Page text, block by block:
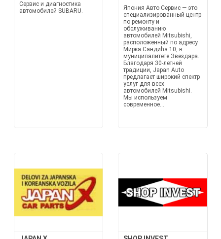
Сервис и диагностика
автомобилей SUBARU.
Япония Авто Сервис — это
специализированный центр
по ремонту и
обслуживанию
автомобилей Mitsubishi,
расположенный по адресу
Мирка Сандића 10, в
муниципалитете Звездара.
Благодаря 30-летней
традиции, Japan Auto
предлагает широкий спектр
услуг для всех
автомобилей Mitsubishi.
Мы используем
современное...